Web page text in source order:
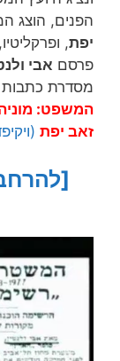
הפנים, הוצג
יפת,
פרסם אבי
מסדרת
המשפט:
זאב יפת